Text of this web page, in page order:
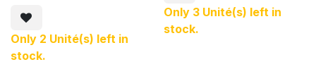
Protection anti-retour 350 ms
contre le secteur et le
générateur
Alimentation électrique
ininterrompue via PV +
de micro-réseaux.
• Commutation transparente,
garantissant une interruption
de 0 ms côté charge.
• Circuit de dérivation intégré
Only 2 Unité(s) left in
stock.
Only 3 Unité(s) left in
stock.